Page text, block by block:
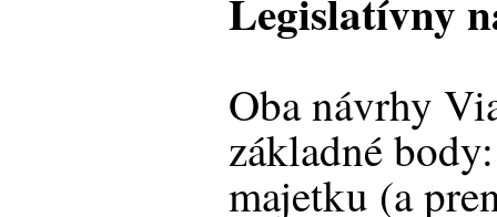
Legislatívny
Oba návrhy
základné
majetku (a